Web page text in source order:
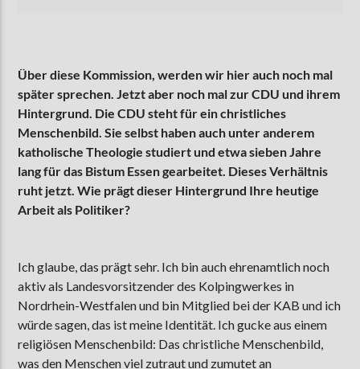
Über diese Kommission, werden wir hier auch noch mal
später sprechen. Jetzt aber noch mal zur CDU und ihrem
Hintergrund. Die CDU steht für ein christliches
Menschenbild. Sie selbst haben auch unter anderem
katholische Theologie studiert und etwa sieben Jahre
lang für das Bistum Essen gearbeitet. Dieses Verhältnis
ruht jetzt. Wie prägt dieser Hintergrund Ihre heutige
Arbeit als Politiker?
Ich glaube, das prägt sehr. Ich bin auch ehrenamtlich noch
aktiv als Landesvorsitzender des Kolpingwerkes in
Nordrhein-Westfalen und bin Mitglied bei der KAB und ich
würde sagen, das ist meine Identität. Ich gucke aus einem
religiösen Menschenbild: Das christliche Menschenbild,
was den Menschen viel zutraut und zumutet an